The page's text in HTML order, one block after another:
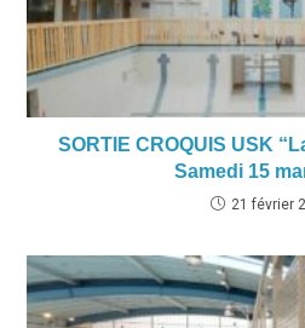
SORTIE CROQUIS USK
Samedi 15
21 février